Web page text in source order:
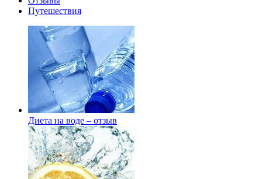
Путешествия
Диета на воде – отзыв